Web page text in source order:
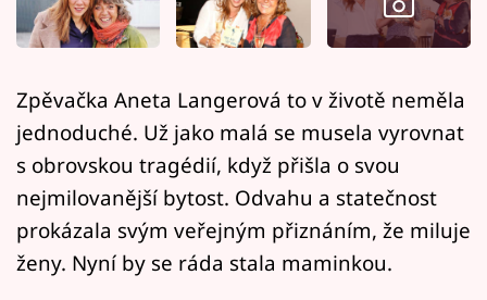
Mámy sobě
Sledujte nás
Zpěvačka Aneta Langerová to v životě neměla
jednoduché. Už jako malá se musela vyrovnat
s obrovskou tragédií, když přišla o svou
nejmilovanější bytost. Odvahu a statečnost
prokázala svým veřejným přiznáním, že miluje
ženy. Nyní by se ráda stala maminkou.